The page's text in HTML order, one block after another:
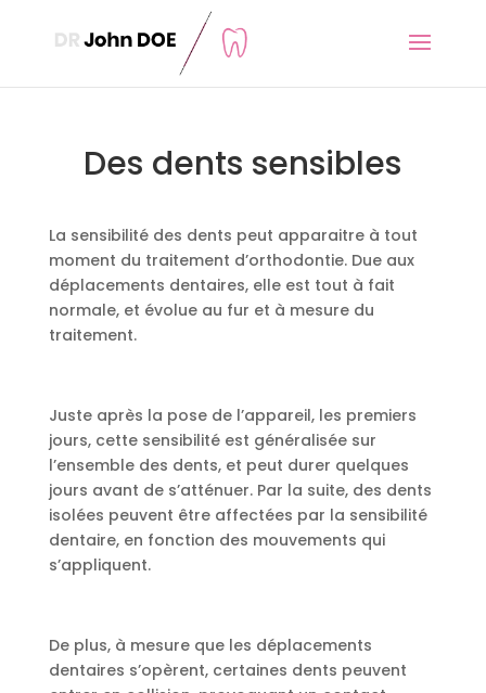
Des dents sensibles
La sensibilité des dents peut apparaitre à tout
moment du traitement d’orthodontie. Due aux
déplacements dentaires, elle est tout à fait
normale, et évolue au fur et à mesure du
traitement.
Juste après la pose de l’appareil, les premiers
jours, cette sensibilité est généralisée sur
l’ensemble des dents, et peut durer quelques
jours avant de s’atténuer. Par la suite, des dents
isolées peuvent être affectées par la sensibilité
dentaire, en fonction des mouvements qui
s’appliquent.
De plus, à mesure que les déplacements
dentaires s’opèrent, certaines dents peuvent